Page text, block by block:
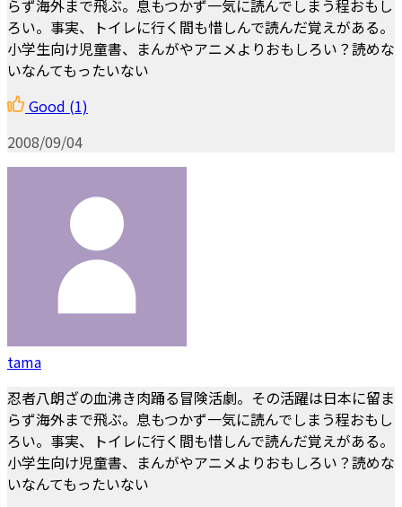
らず海外まで飛ぶ。息もつかず一気に読んでしまう程おもし
ろい。事実、トイレに行く間も惜しんで読んだ覚えがある。
小学生向け児童書、まんがやアニメよりおもしろい？読めな
いなんてもったいない
Good (1)
2008/09/04
tama
忍者八朗ざの血沸き肉踊る冒険活劇。その活躍は日本に留ま
らず海外まで飛ぶ。息もつかず一気に読んでしまう程おもし
ろい。事実、トイレに行く間も惜しんで読んだ覚えがある。
小学生向け児童書、まんがやアニメよりおもしろい？読めな
いなんてもったいない